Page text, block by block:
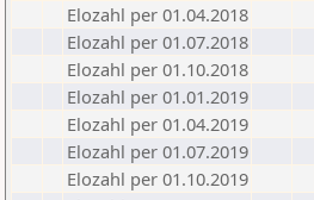
Elozahl per 01.04.2018
Elozahl per 01.07.2018
Elozahl per 01.10.2018
Elozahl per 01.01.2019
Elozahl per 01.04.2019
Elozahl per 01.07.2019
Elozahl per 01.10.2019